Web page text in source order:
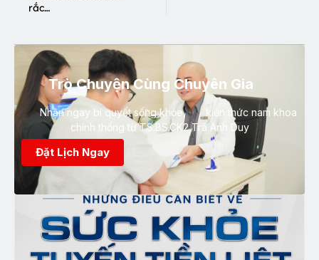
rắc…
Trò Chuyện Cùng Chuyên Gia
Nhận ngay bí quyết sống khỏe, kiến thức nam khoa
chính thống từ TS.BS.CK2 Trà Anh Duy
Đặt Lịch Ngay